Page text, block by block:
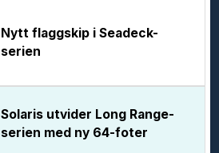
Nytt flaggskip i Seadeck-
serien
Solaris utvider Long Range-
serien med ny 64-foter